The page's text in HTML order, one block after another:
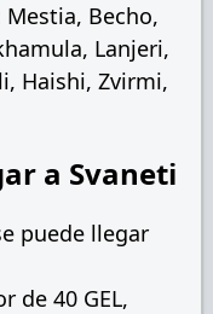
Becho,
Lanjeri,
Haishi, Zvirmi,
a Svaneti
puede llegar
de 40 GEL,